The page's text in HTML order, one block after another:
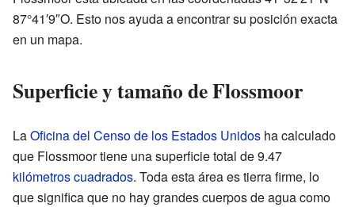
87°41′9″O. Esto nos ayuda a encontrar su posición exacta
en un mapa.
Superficie y tamaño de Flossmoor
LaOficina del Censo de los Estados Unidos ha calculado
que Flossmoor tiene una superficie total de 9.47
kilómetros cuadrados. Toda esta área es tierra firme, lo
que significa que no hay grandes cuerpos de agua como